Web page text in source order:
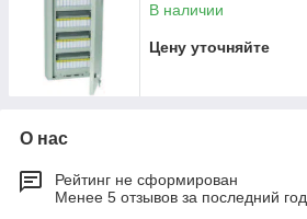
В наличии
Цену уточняйте
О нас
Рейтинг не сформирован
Менее 5 отзывов за последний год